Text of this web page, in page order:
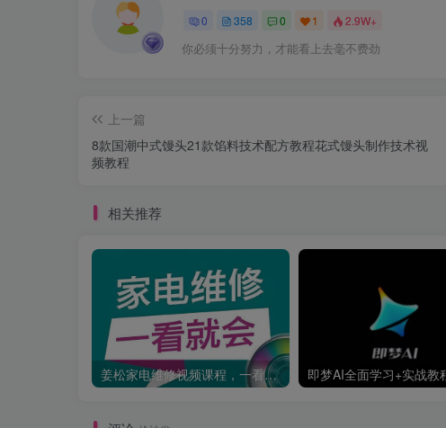
0 358 0 1 2.9W+
你必须十分努力，才能看上去毫不费劲
上一篇
8款国潮中式馒头21款馅料技术配方教程花式馒头制作技术视
频教程
相关推荐
姜松家电维修视频课程，一看就会